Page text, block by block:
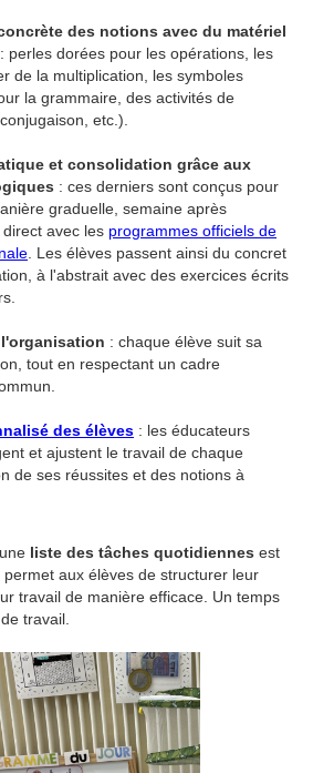
des notions avec du matériel
perles dorées pour les opérations, les
de la multiplication, les symboles
la grammaire, des activités de
etc.).
et consolidation grâce aux
: ces derniers sont conçus pour
graduelle, semaine après
avec les programmes officiels de
. Les élèves passent ainsi du concret
à l'abstrait avec des exercices écrits
: chaque élève suit sa
tout en respectant un cadre
des élèves : les éducateurs
et ajustent le travail de chaque
de ses réussites et des notions à
liste des tâches quotidiennes est
aux élèves de structurer leur
travail de manière efficace. Un temps
travail.